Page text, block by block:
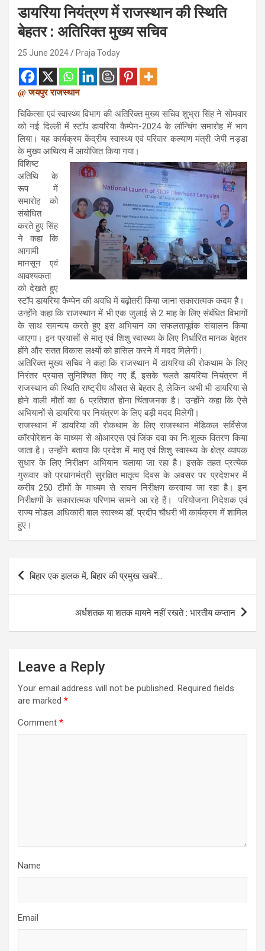
डायरिया नियंत्रण में राजस्थान की स्थिति
बेहतर : अतिरिक्त मुख्य सचिव
25 June 2024 Praja Today
@ जयपुर राजस्थान
चिकित्सा एवं स्वास्थ्य विभाग की अतिरिक्त मुख्य सचिव शुभ्रा सिंह ने सोमवार
को नई दिल्ली में स्टॉप डायरिया कैम्पेन-2024 के लॉन्चिंग समारोह में भाग
लिया। यह कार्यक्रम केंद्रीय स्वास्थ्य एवं परिवार कल्याण मंत्री जेपी नड्डा
के मुख्य आथित्य में आयोजित किया गया।
विशिष्ट
अतिथि के
रूप में
समारोह को
संबोधित
करते हुए सिंह
ने कहा कि
आगामी
मानसून एवं
आवश्यकता
को देखते हुए
स्टॉप डायरिया कैम्पेन की अवधि में बढ़ोतरी किया जाना सकारात्मक कदम है।
उन्होंने कहा कि राजस्थान में भी एक जुलाई से 2 माह के लिए संबंधित विभागों
के साथ समन्वय करते हुए इस अभियान का सफलतापूर्वक संचालन किया
जाएगा। इन प्रयासों से मातृ एवं शिशु स्वास्थ्य के लिए निर्धारित मानक बेहतर
होंगे और सतत विकास लक्ष्यों को हासिल करने में मदद मिलेगी।
अतिरिक्त मुख्य सचिव ने कहा कि राजस्थान में डायरिया की रोकथाम के लिए
निरंतर प्रयास सुनिश्चित किए गए हैं, इसके चलते डायरिया नियंत्रण में
राजस्थान की स्थिति राष्ट्रीय औसत से बेहतर है, लेकिन अभी भी डायरिया से
होने वाली मौतों का 6 प्रतिशत होना चिंताजनक है। उन्होंने कहा कि ऐसे
अभियानों से डायरिया पर नियंत्रण के लिए बड़ी मदद मिलेगी।
राजस्थान में डायरिया की रोकथाम के लिए राजस्थान मेडिकल सर्विसेज
कॉरपोरेशन के माध्यम से ओआरएस एवं जिंक दवा का निःशुल्क वितरण किया
जाता है। उन्होंने बताया कि प्रदेश में मातृ एवं शिशु स्वास्थ्य के क्षेत्र व्यापक
सुधार के लिए निरीक्षण अभियान चलाया जा रहा है। इसके तहत प्रत्येक
गुरूवार को प्रधानमंत्री सुरक्षित मातृत्व दिवस के अवसर पर प्रदेशभर में
करीब 250 टीमों के माध्यम से सघन निरीक्षण करवाया जा रहा है। इन
निरीक्षणों के सकारात्मक परिणाम सामने आ रहे हैं। परियोजना निदेशक एवं
राज्य नोडल अधिकारी बाल स्वास्थ्य डॉ. प्रदीप चौधरी भी कार्यक्रम में शामिल
हुए।
Post
navigation
बिहार एक झलक में, बिहार की प्रमुख खबरें…
अर्धशतक या शतक मायने नहीं रखते : भारतीय कप्तान
Leave a Reply
Your email address will not be published. Required fields
are marked *
Comment *
Name
Email